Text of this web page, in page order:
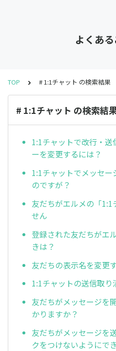
よくあ
TOP # 1:1チャット の検索結果
# 1:1チャット の検索結
1:1チャットで改行・
ーを変更するには？
1:1チャットでメッセ
のですが？
友だちがエルメの「
せん
登録された友だちがエ
きは？
友だちの表示名を変更
1:1チャットの送信取り
友だちがメッセージを
かりますか？
友だちがメッセージを
クをつけないようにで